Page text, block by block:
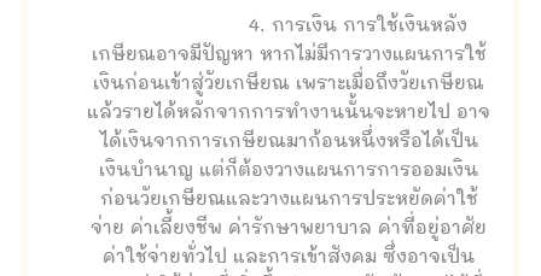
4. การเงิน การใช้เงินหลัง
เกษียณอาจมีปัญหา หากไม่มีการวางแผนการใช้
เงินก่อนเข้าสู่วัยเกษียณ เพราะเมื่อถึงวัยเกษียณ
แล้วรายได้หลักจากการทำงานนั้นจะหายไป อาจ
ได้เงินจากการเกษียณมาก้อนหนึ่งหรือได้เป็น
เงินบำนาญ แต่ก็ต้องวางแผนการการออมเงิน
ก่อนวัยเกษียณและวางแผนการประหยัดค่าใช้
จ่าย ค่าเลี้ยงชีพ ค่ารักษาพยาบาล ค่าที่อยู่อาศัย
ค่าใช้จ่ายทั่วไป และการเข้าสังคม ซึ่งอาจเป็น